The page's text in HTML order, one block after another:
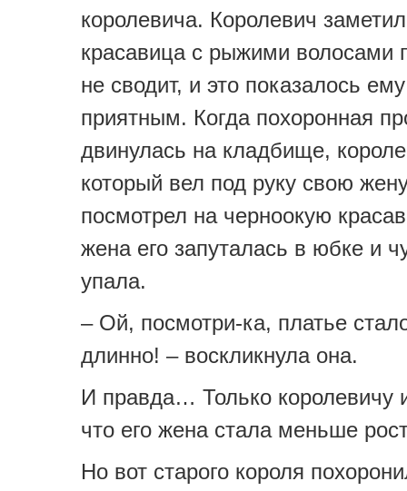
королевича. Королевич
красавица с рыжими волосами
не сводит, и это показалось
приятным. Когда похоронная
двинулась на кладбище,
который вел под руку свою
посмотрел на черноокую
жена его запуталась в юбке и
упала.
– Ой, посмотри-ка, платье
длинно! – воскликнула она.
И правда… Только королевичу
что его жена стала меньше
Но вот старого короля